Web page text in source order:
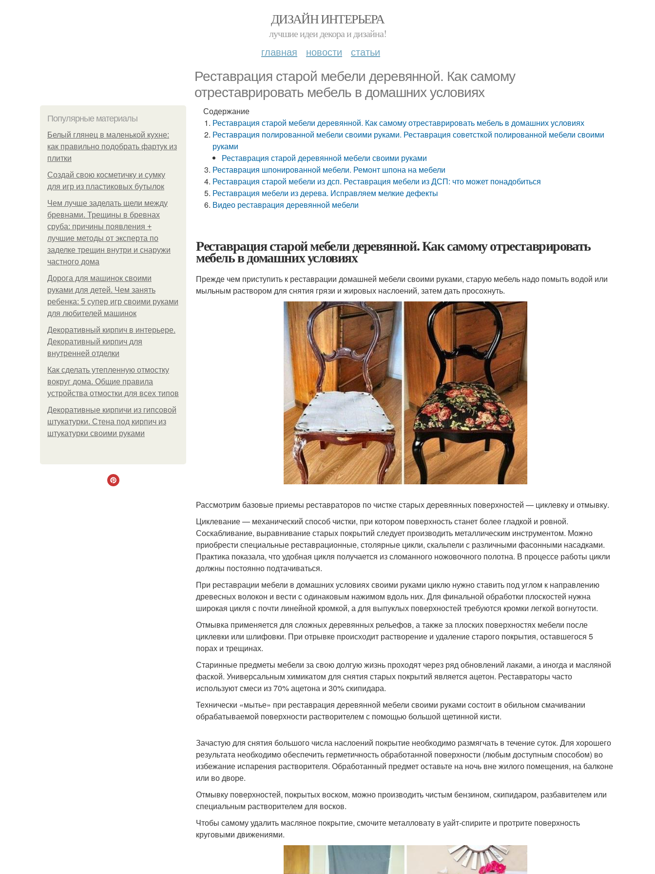
ДИЗАЙН ИНТЕРЬЕРА
лучшие идеи декора и дизайна!
главная новости статьи
Реставрация старой мебели деревянной. Как самому
отреставрировать мебель в домашних условиях
Популярные материалы
Белый глянец в маленькой кухне:
как правильно подобрать фартук из
плитки
Создай свою косметичку и сумку
для игр из пластиковых бутылок
Чем лучше заделать щели между
бревнами. Трещины в бревнах
сруба: причины появления +
лучшие методы от эксперта по
заделке трещин внутри и снаружи
частного дома
Дорога для машинок своими
руками для детей. Чем занять
ребенка: 5 супер игр своими руками
для любителей машинок
Декоративный кирпич в интерьере.
Декоративный кирпич для
внутренней отделки
Как сделать утепленную отмостку
вокруг дома. Общие правила
устройства отмостки для всех типов
Декоративные кирпичи из гипсовой
штукатурки. Стена под кирпич из
штукатурки своими руками
Содержание
Реставрация старой мебели деревянной. Как самому отреставрировать мебель в домашних условиях
Реставрация полированной мебели своими руками. Реставрация советсткой полированной мебели своими
руками
Реставрация старой деревянной мебели своими руками
Реставрация шпонированной мебели. Ремонт шпона на мебели
Реставрация старой мебели из дсп. Реставрация мебели из ДСП: что может понадобиться
Реставрация мебели из дерева. Исправляем мелкие дефекты
Видео реставрация деревянной мебели
Реставрация старой мебели деревянной. Как самому отреставрировать
мебель в домашних условиях
Прежде чем приступить к реставрации домашней мебели своими руками, старую мебель надо помыть водой или
мыльным раствором для снятия грязи и жировых наслоений, затем дать просохнуть.
Рассмотрим базовые приемы реставраторов по чистке старых деревянных поверхностей — циклевку и отмывку.
Циклевание — механический способ чистки, при котором поверхность станет более гладкой и ровной.
Соскабливание, выравнивание старых покрытий следует производить металлическим инструментом. Можно
приобрести специальные реставрационные, столярные цикли, скальпели с различными фасонными насадками.
Практика показала, что удобная цикля получается из сломанного ножовочного полотна. В процессе работы цикли
должны постоянно подтачиваться.
При реставрации мебели в домашних условиях своими руками циклю нужно ставить под углом к направлению
древесных волокон и вести с одинаковым нажимом вдоль них. Для финальной обработки плоскостей нужна
широкая цикля с почти линейной кромкой, а для выпуклых поверхностей требуются кромки легкой вогнутости.
Отмывка применяется для сложных деревянных рельефов, а также за плоских поверхностях мебели после
циклевки или шлифовки. При отрывке происходит растворение и удаление старого покрытия, оставшегося 5
порах и трещинах.
Старинные предметы мебели за свою долгую жизнь проходят через ряд обновлений лаками, а иногда и масляной
фаской. Универсальным химикатом для снятия старых покрытий является ацетон. Реставраторы часто
используют смеси из 70% ацетона и 30% скипидара.
Технически «мытье» при реставрация деревянной мебели своими руками состоит в обильном смачивании
обрабатываемой поверхности растворителем с помощью большой щетинной кисти.
Зачастую для снятия большого числа наслоений покрытие необходимо размягчать в течение суток. Для хорошего
результата необходимо обеспечить герметичность обработанной поверхности (любым доступным способом) во
избежание испарения растворителя. Обработанный предмет оставьте на ночь вне жилого помещения, на балконе
или во дворе.
Отмывку поверхностей, покрытых воском, можно производить чистым бензином, скипидаром, разбавителем или
специальным растворителем для восков.
Чтобы самому удалить масляное покрытие, смочите металловату в уайт-спирите и протрите поверхность
круговыми движениями.